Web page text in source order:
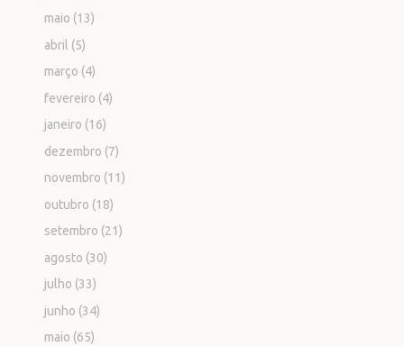
maio (13)
abril (5)
março (4)
fevereiro (4)
janeiro (16)
dezembro (7)
novembro (11)
outubro (18)
setembro (21)
agosto (30)
julho (33)
junho (34)
maio (65)